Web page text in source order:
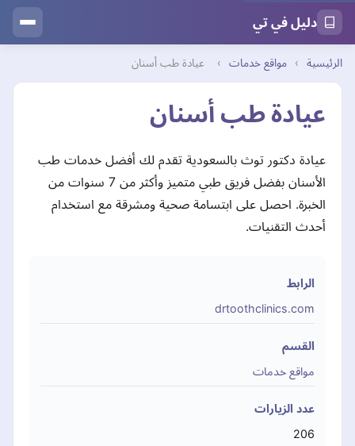
دليل في تي
الرئيسية › مواقع خدمات › عيادة طب أسنان
عيادة طب أسنان
عيادة دكتور توث بالسعودية تقدم لك أفضل خدمات طب
الأسنان بفضل فريق طبي متميز وأكثر من 7 سنوات من
الخبرة. احصل على ابتسامة صحية ومشرقة مع استخدام
أحدث التقنيات.
الرابط
drtoothclinics.com
القسم
مواقع خدمات
عدد الزيارات
206